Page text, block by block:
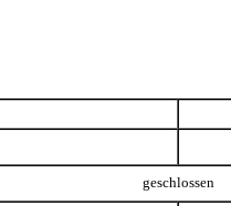
geschlossen